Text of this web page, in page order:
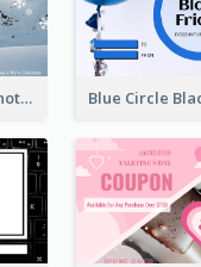
Blue And Snow Photo Christmas Gift Card